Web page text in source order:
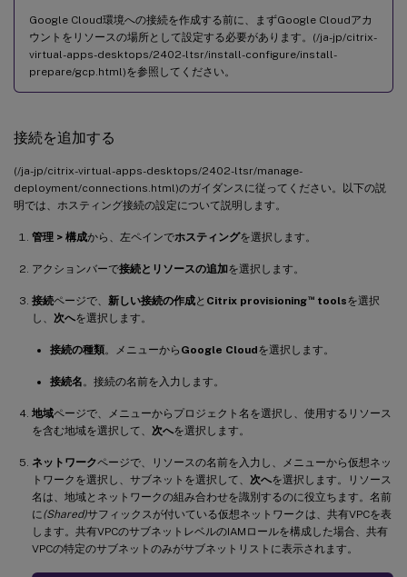
Google Cloud環境への接続を作成する前に、まずGoogle Cloudアカ
ウントをリソースの場所として設定する必要があります。(/ja-jp/citrix-
virtual-apps-desktops/2402-ltsr/install-configure/install-
prepare/gcp.html)を参照してください。
接続を追加する
(/ja-jp/citrix-virtual-apps-desktops/2402-ltsr/manage-
deployment/connections.html)のガイダンスに従ってください。以下の説
明では、ホスティング接続の設定について説明します。
管理 > 構成から、左ペインでホスティングを選択します。
アクションバーで接続とリソースの追加を選択します。
接続ページで、 新しい接続の作成と Citrix provisioning™toolsを選択
し、 次へを選択します。
接続の種類。メニューから Google Cloudを選択します。
接続名 。接続の名前を入力します。
地域ページで、メニューからプロジェクト名を選択し、使用するリソース
を含む地域を選択して、 次へを選択します。
ネットワークページで、リソースの名前を入力し、メニューから仮想ネッ
トワークを選択し、サブネットを選択して、 次へを選択します。リソース
名は、地域とネットワークの組み合わせを識別するのに役立ちます。名前
に(Shared)サフィックスが付いている仮想ネットワークは、共有VPCを表
します。共有VPCのサブネットレベルのIAMロールを構成した場合、共有
VPCの特定のサブネットのみがサブネットリストに表示されます。